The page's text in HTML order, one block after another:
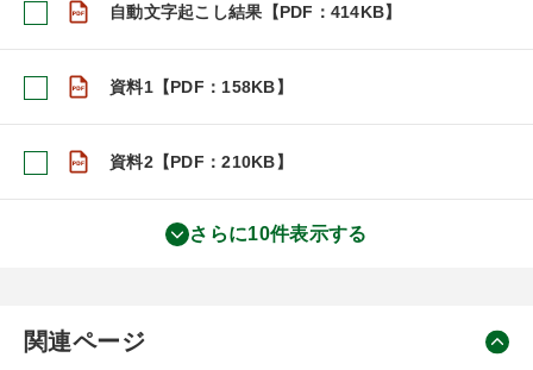
自動文字起こし結果【PDF：414KB】
資料1【PDF：158KB】
資料2【PDF：210KB】
さらに10件表示する
関連ページ